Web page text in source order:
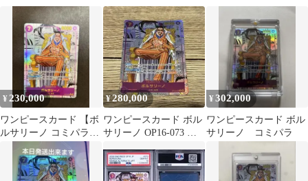
¥ 230,000
ワンピースカード 【ボ
ルサリーノ コミパラ】
決戦の刻 美品
¥280,000
ワンピースカード ボル
サリーノ OP16-073 決
¥302,000
ワンピースカード ボル
サリーノ コミパラ